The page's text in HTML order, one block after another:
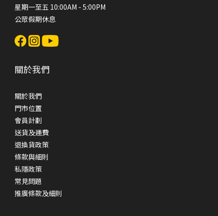
星期一至五 10:00AM - 5:00PM
公眾假期休息
關於我們
關於我們
門市位置
會員計劃
送貨及運費
退換貨政策
條款與細則
私隱政策
常見問題
推廣條款及細則